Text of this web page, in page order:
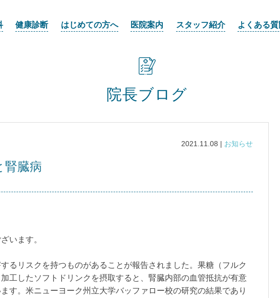
健康診断 はじめての方へ 医院案内 スタッフ紹介 よくある質
院長ブログ
2021.11.08 | お知らせ
臓病
います。
るリスクを持つものがあることが報告されました。果糖（フルク
工したソフトドリンクを摂取すると、腎臓内部の血管抵抗が有意
す。米ニューヨーク州立大学バッファロー校の研究の結果であり